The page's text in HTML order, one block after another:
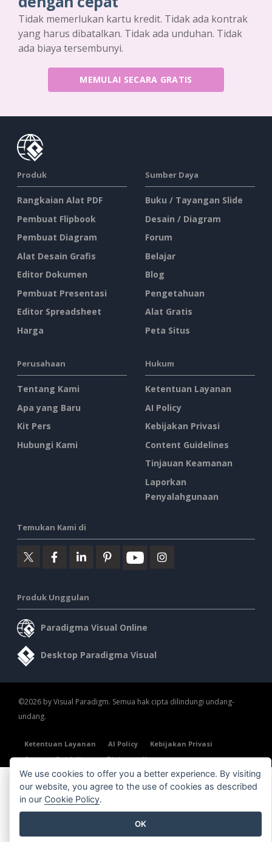
Tidak memerlukan kartu kredit. Tidak ada kontrak
yang harus dibatalkan. Tidak ada unduhan. Tidak
ada biaya tersembunyi.
MEMULAI SECARA GRATIS
Produk
Rangkaian Alat PDF
Pembuat Flipbook
Pembuat Diagram
Alat Desain Grafis
Editor Dokumen
Pembuat Presentasi
Editor Spreadsheet
Harga
Sumber Daya
Buku / Tayangan Slide
Desain / Diagram
Forum
Belajar
Blog
Pengetahuan
Alat Gratis
Peta Situs
Perusahaan
Tentang Kami
Apa yang Baru
Kit Pers
Hubungi Kami
Hukum
Ketentuan Layanan
AI Policy
Kebijakan Privasi
Content Guidelines
Tinjauan Keamanan
Laporkan
Penyalahgunaan
Temukan Kami di
Produk Unggulan
Paradigma Visual Online
Desktop Paradigma Visual
©2026 by Visual Paradigm. Semua hak cipta dilindungi undang-
undang.
Ketentuan Layanan AI Policy
Kebijakan Privasi
Content Guidelines
Tinjauan Keamanan
We use cookies to offer you a better experience. By visiting
our website, you agree to the use of cookies as described
in our Cookie Policy.
OK